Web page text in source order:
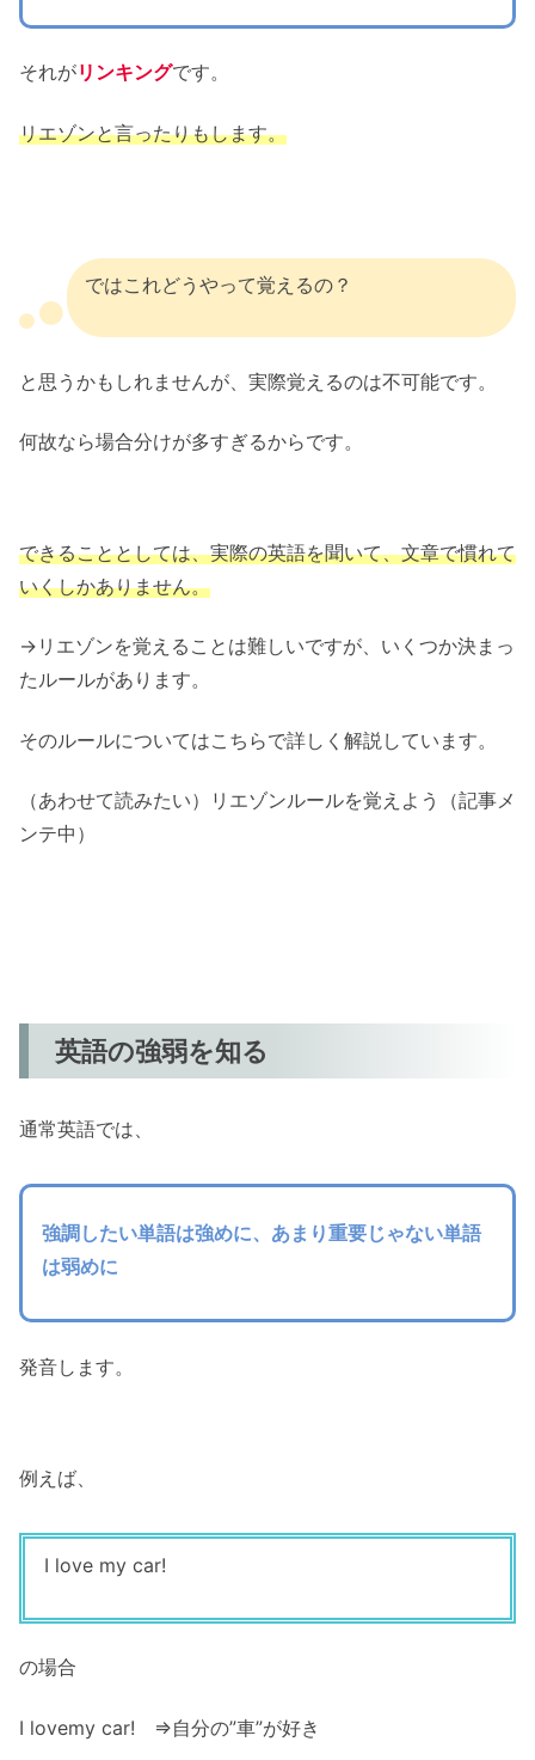
それがリンキングです。
リエゾンと言ったりもします。
ではこれどうやって覚えるの？
と思うかもしれませんが、実際覚えるのは不可能です。
何故なら場合分けが多すぎるからです。
できることとしては、実際の英語を聞いて、文章で慣れて
いくしかありません。
→リエゾンを覚えることは難しいですが、いくつか決まっ
たルールがあります。
そのルールについてはこちらで詳しく解説しています。
（あわせて読みたい）リエゾンルールを覚えよう（記事メ
ンテ中）
英語の強弱を知る
通常英語では、
強調したい単語は強めに、あまり重要じゃない単語
は弱めに
発音します。
例えば、
I love my car!
の場合
I lovemy car! ⇒自分の”車”が好き